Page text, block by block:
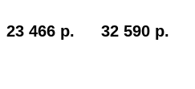
23 466 р. 32 590 р.